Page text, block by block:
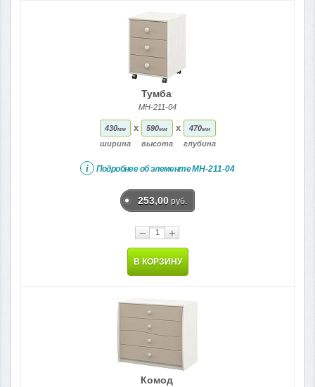
Тумба
МН-211-04
430мм
ширина
x 590мм
высота
x 470мм
глубина
i Подробнее об элементеМН-211-04
253,00 руб.
− +
В КОРЗИНУ
Комод